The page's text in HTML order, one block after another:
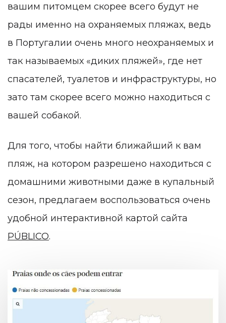
вашим питомцем скорее всего будут не
рады именно на охраняемых пляжах, ведь
в Португалии очень много неохраняемых и
так называемых «диких пляжей», где нет
спасателей, туалетов и инфраструктуры, но
зато там скорее всего можно находиться с
вашей собакой.
Для того, чтобы найти ближайший к вам
пляж, на котором разрешено находиться с
домашними животными даже в купальный
сезон, предлагаем воспользоваться очень
удобной интерактивной картой сайта
PÚBLICO.